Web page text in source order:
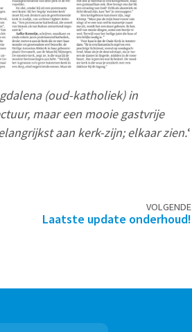
(oud-katholiek) in
maar een mooie gastvrije
aan kerk-zijn; elkaar zien.‘
VOLGENDE
Laatste update onderhoud!